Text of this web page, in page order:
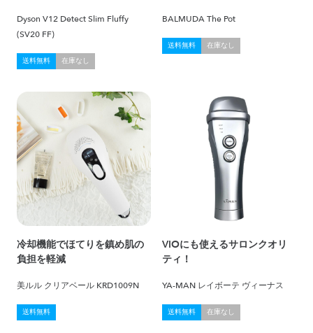
Dyson V12 Detect Slim Fluffy
(SV20 FF)
送料無料 在庫なし
BALMUDA The Pot
送料無料 在庫なし
冷却機能でほてりを鎮め肌の
負担を軽減
美ルル クリアベール KRD1009N
送料無料
VIOにも使えるサロンクオリ
ティ！
YA-MAN レイボーテ ヴィーナス
送料無料 在庫なし